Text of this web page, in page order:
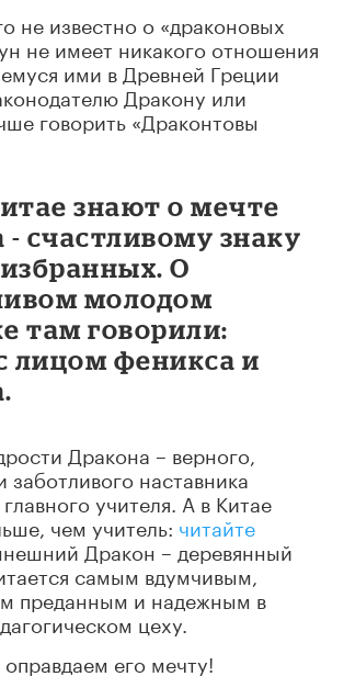
не известно о «драконовых
не имеет никакого отношения
ими в Древней Греции
Дракону или
говорить «Драконтовы
знают о мечте
- счастливому знаку
О
молодом
там говорили:
лицом феникса и
Дракона – верного,
заботливого наставника
учителя. А в Китае
чем учитель: читайте
Дракон – деревянный
самым вдумчивым,
преданным и надежным в
цеху.
его мечту!